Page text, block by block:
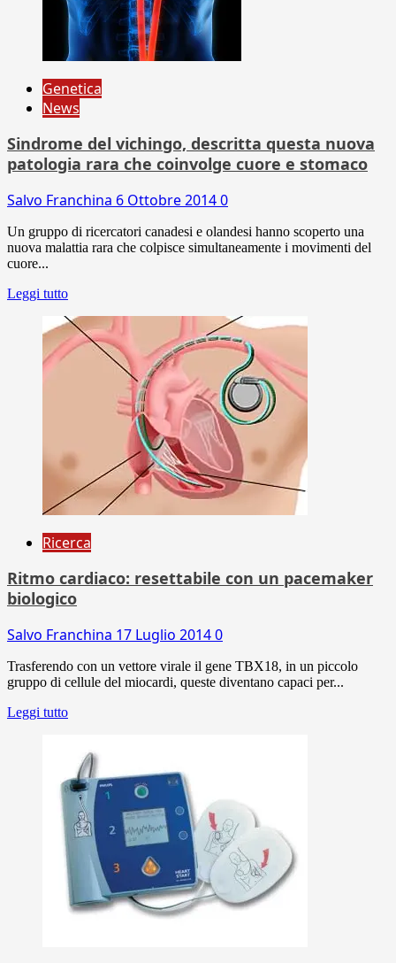
Genetica
News
Sindrome del vichingo, descritta questa nuova
patologia rara che coinvolge cuore e stomaco
Salvo Franchina 6 Ottobre 20140
Un gruppo di ricercatori canadesi e olandesi hanno scoperto una
nuova malattia rara che colpisce simultaneamente i movimenti del
cuore...
Leggi tutto
Ricerca
Ritmo cardiaco: resettabile con un pacemaker
biologico
Salvo Franchina 17 Luglio 20140
Trasferendo con un vettore virale il gene TBX18, in un piccolo
gruppo di cellule del miocardi, queste diventano capaci per...
Leggi tutto